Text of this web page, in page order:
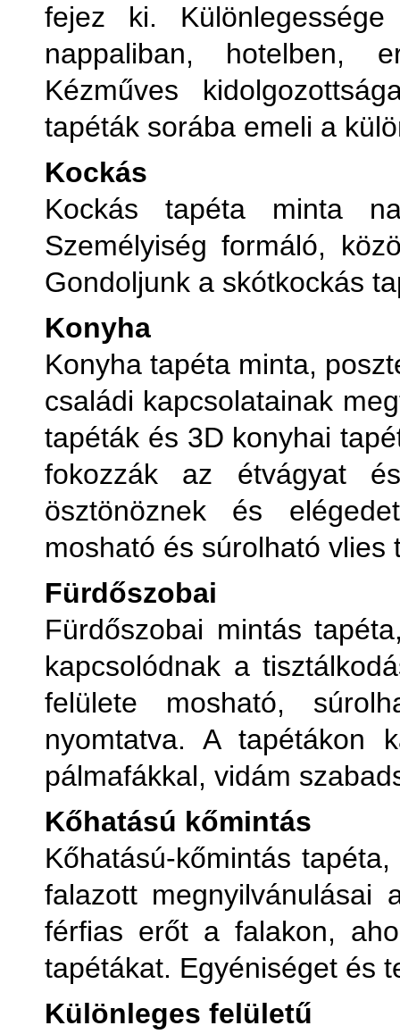
fejez ki.
nappaliban, hotelben,
Kézműves
tapéták sorába emeli a
Kockás
Kockás tapéta minta
Személyiség formáló,
Gondoljunk a skótkockás
Konyha
Konyha tapéta minta,
családi kapcsolatainak
tapéták és 3D konyhai
fokozzák az étvágyat
ösztönöznek és
mosható és súrolható vlies
Fürdőszobai
Fürdőszobai mintás
kapcsolódnak a
felülete mosható,
nyomtatva. A tapétákon
pálmafákkal, vidám
Kőhatású kőmintás
Kőhatású-kőmintás
falazott megnyilvánulásai
férfias erőt a falakon,
tapétákat. Egyéniséget és
Különleges felületű